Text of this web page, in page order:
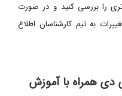
را بررسی کنید و در صورت
به تیم کارشناسان اطلاع
دی همراه با آموزش